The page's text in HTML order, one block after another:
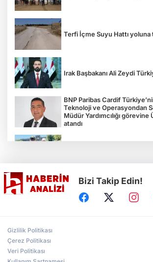
Terfi İçme Suyu Hattı yoluna
Irak Başbakanı Ali Zeydi
BNP Paribas Cardif
Teknoloji ve Operasyondan
Müdür Yardımcılığı
atandı
Bizi Takip Edin!
Gizlilik Politikası
Çerez Politikası
Veri Politikası